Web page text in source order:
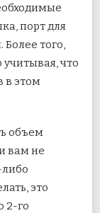
порт для
того,
что
в этом
объем
вам не
это
2-го